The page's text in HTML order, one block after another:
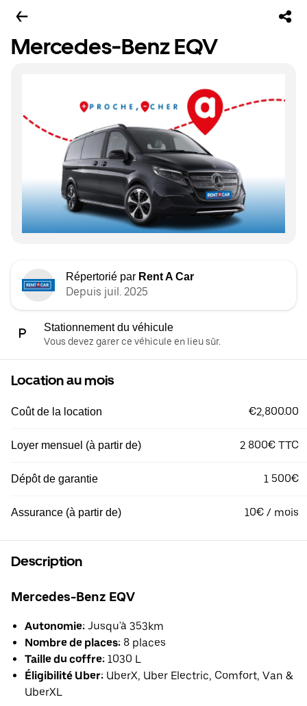
Mercedes-Benz EQV
Répertorié par Rent A Car
Depuis juil. 2025
Stationnement du véhicule
Vous devez garer ce véhicule en lieu sûr.
Location au mois
Coût de la location €2,800.00
Loyer mensuel (à partir de) 2 800€ TTC
Dépôt de garantie 1 500€
Assurance (à partir de) 10€ / mois
Description
Mercedes-Benz EQV
Autonomie: Jusqu'à 353km
Nombre de places: 8 places
Taille du coffre: 1030 L
Éligibilité Uber: UberX, Uber Electric, Comfort, Van &
UberXL